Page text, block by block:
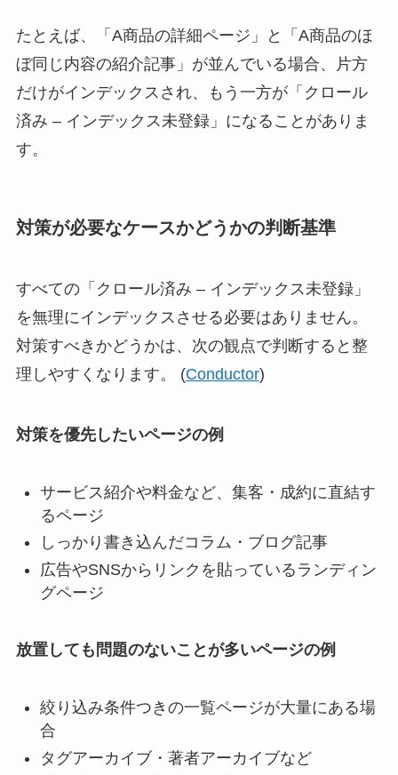
たとえば、「A商品の詳細ページ」と「A商品のほ
ぼ同じ内容の紹介記事」が並んでいる場合、片方
だけがインデックスされ、もう一方が「クロール
済み – インデックス未登録」になることがありま
す。
対策が必要なケースかどうかの判断基準
すべての「クロール済み – インデックス未登録」
を無理にインデックスさせる必要はありません。
対策すべきかどうかは、次の観点で判断すると整
理しやすくなります。 (Conductor)
対策を優先したいページの例
サービス紹介や料金など、集客・成約に直結す
るページ
しっかり書き込んだコラム・ブログ記事
広告やSNSからリンクを貼っているランディン
グページ
放置しても問題のないことが多いページの例
絞り込み条件つきの一覧ページが大量にある場
合
タグアーカイブ・著者アーカイブなど